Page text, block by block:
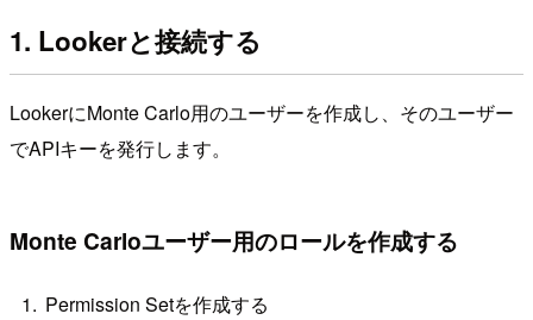
1. Lookerと接続する
LookerにMonte Carlo用のユーザーを作成し、そのユーザー
でAPIキーを発行します。
Monte Carloユーザー用のロールを作成する
Permission Setを作成する